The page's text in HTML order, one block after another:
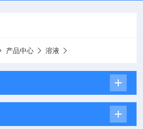
产品中心 溶液